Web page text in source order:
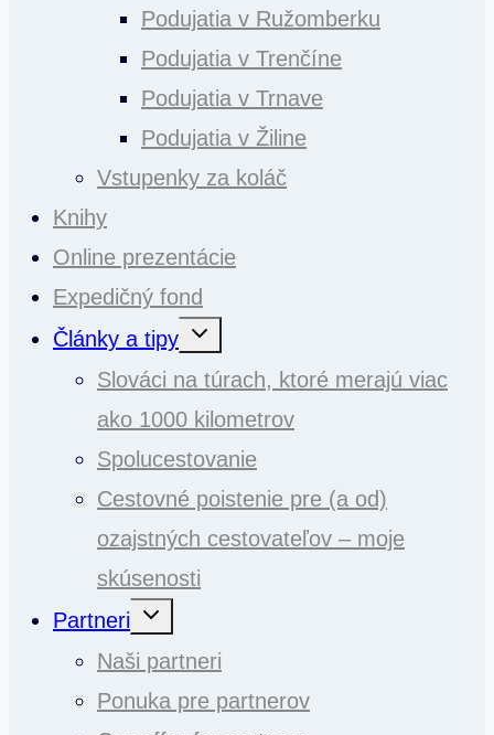
Podujatia v Ružomberku
Podujatia v Trenčíne
Podujatia v Trnave
Podujatia v Žiline
Vstupenky za koláč
Knihy
Online prezentácie
Expedičný fond
Články a tipy
Toggle
child
Slováci na túrach, ktoré merajú viac
ako 1000 kilometrov
Spolucestovanie
Cestovné poistenie pre (a od)
ozajstných cestovateľov – moje
skúsenosti
Partneri
Toggle
child
Naši partneri
Ponuka pre partnerov